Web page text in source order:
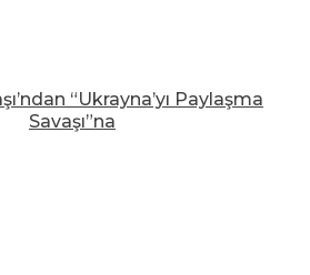
“Ukrayna’yı Paylaşma
Savaşı”na